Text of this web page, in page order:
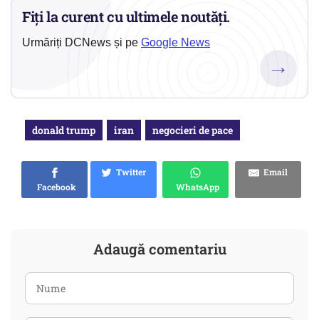
Fiți la curent cu ultimele noutăți.
Urmăriți DCNews și pe Google News
→
donald trump iran negocieri de pace
Facebook
Twitter
WhatsApp
Email
Adaugă comentariu